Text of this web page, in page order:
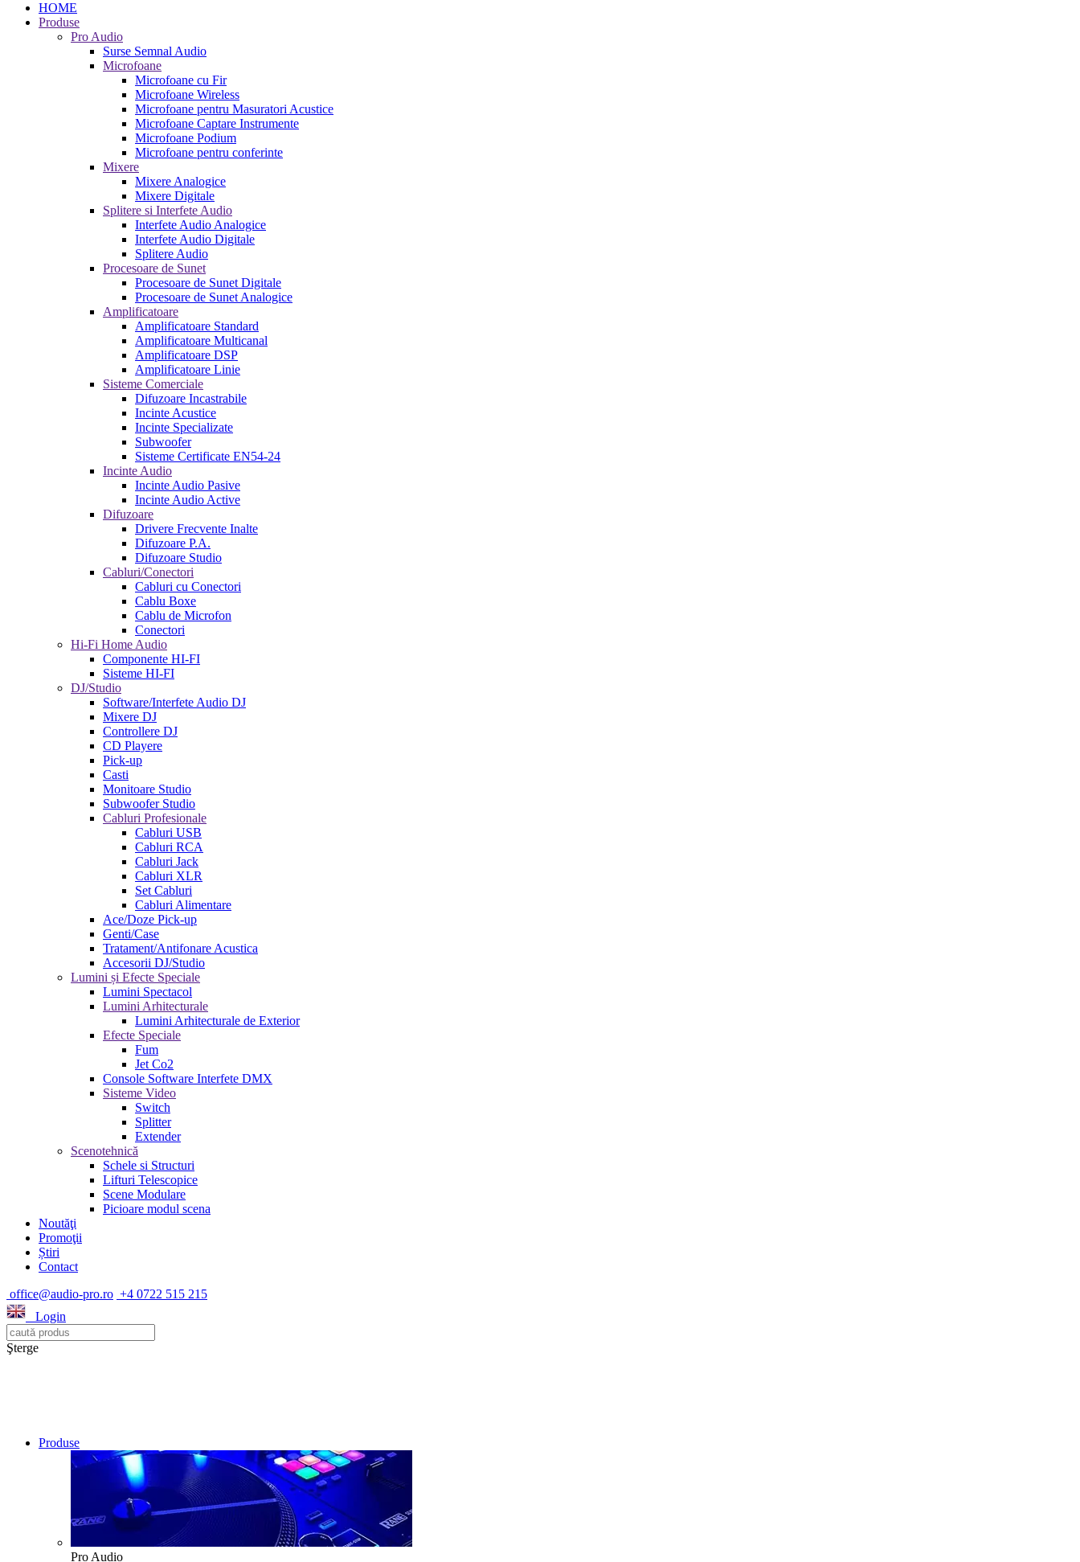
HOME
Produse
Pro Audio
Surse Semnal Audio
Microfoane
Microfoane cu Fir
Microfoane Wireless
Microfoane pentru Masuratori Acustice
Microfoane Captare Instrumente
Microfoane Podium
Microfoane pentru conferinte
Mixere
Mixere Analogice
Mixere Digitale
Splitere si Interfete Audio
Interfete Audio Analogice
Interfete Audio Digitale
Splitere Audio
Procesoare de Sunet
Procesoare de Sunet Digitale
Procesoare de Sunet Analogice
Amplificatoare
Amplificatoare Standard
Amplificatoare Multicanal
Amplificatoare DSP
Amplificatoare Linie
Sisteme Comerciale
Difuzoare Incastrabile
Incinte Acustice
Incinte Specializate
Subwoofer
Sisteme Certificate EN54-24
Incinte Audio
Incinte Audio Pasive
Incinte Audio Active
Difuzoare
Drivere Frecvente Inalte
Difuzoare P.A.
Difuzoare Studio
Cabluri/Conectori
Cabluri cu Conectori
Cablu Boxe
Cablu de Microfon
Conectori
Hi-Fi Home Audio
Componente HI-FI
Sisteme HI-FI
DJ/Studio
Software/Interfete Audio DJ
Mixere DJ
Controllere DJ
CD Playere
Pick-up
Casti
Monitoare Studio
Subwoofer Studio
Cabluri Profesionale
Cabluri USB
Cabluri RCA
Cabluri Jack
Cabluri XLR
Set Cabluri
Cabluri Alimentare
Ace/Doze Pick-up
Genti/Case
Tratament/Antifonare Acustica
Accesorii DJ/Studio
Lumini și Efecte Speciale
Lumini Spectacol
Lumini Arhitecturale
Lumini Arhitecturale de Exterior
Efecte Speciale
Fum
Jet Co2
Console Software Interfete DMX
Sisteme Video
Switch
Splitter
Extender
Scenotehnică
Schele si Structuri
Lifturi Telescopice
Scene Modulare
Picioare modul scena
Noutăţi
Promoţii
Știri
Contact
office@audio-pro.ro +4 0722 515 215
Login
Şterge
Produse
Pro Audio